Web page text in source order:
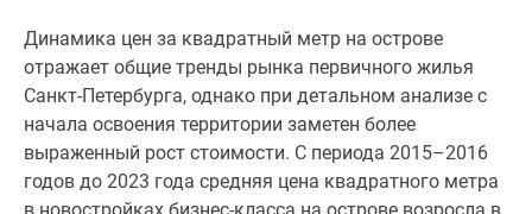
поселки
леса
Коттеджные
поселки
Динамика цен за квадратный метр на острове
отражает общие тренды рынка первичного жилья
Санкт-Петербурга, однако при детальном анализе с
начала освоения территории заметен более
выраженный рост стоимости. С периода 2015–2016
годов до 2023 года средняя цена квадратного метра